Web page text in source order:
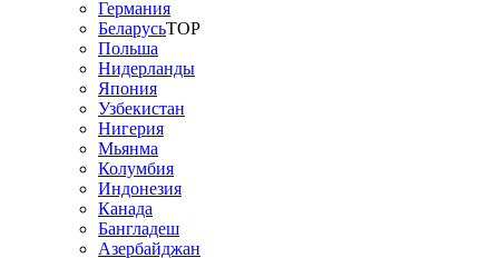
Германия
БеларусьTOP
Польша
Нидерланды
Япония
Узбекистан
Нигерия
Мьянма
Колумбия
Индонезия
Канада
Бангладеш
Азербайджан